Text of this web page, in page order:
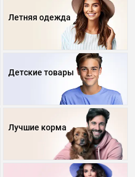
Летняя одежда
Детские товары
Лучшие корма